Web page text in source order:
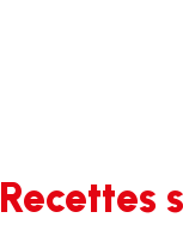
Recettes